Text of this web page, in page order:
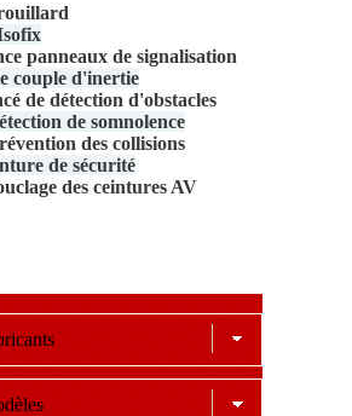
panneaux de signalisation
couple d'inertie
de détection d'obstacles
de somnolence
des collisions
de sécurité
des ceintures AV